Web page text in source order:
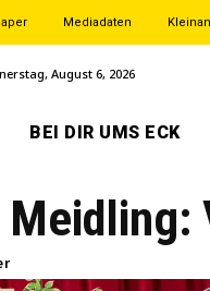
Mediadaten
August 6, 2026
BEI DIR UMS ECK